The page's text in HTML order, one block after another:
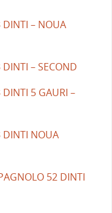
DINTI – NOUA
– SECOND
DINTI 5 GAURI –
DINTI NOUA
52 DINTI